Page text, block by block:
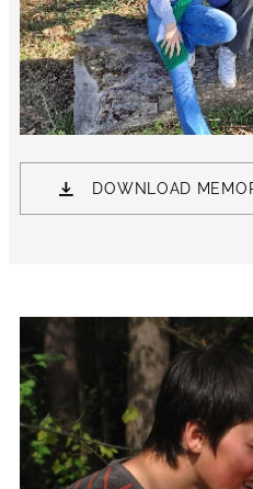
DOWNLOAD